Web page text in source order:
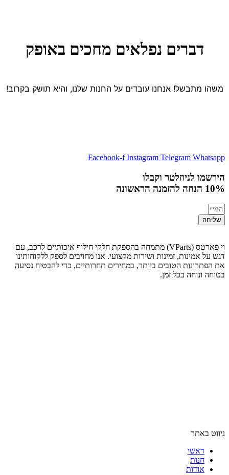
דברים נפלאים מחכים באופק
משהו מתבשל! אנחנו עובדים על החנות שלנו, והיא תושק בקרוב!
Facebook-f Instagram Telegram Whatsapp
הירשמו לניוזלטר וקבלו
10% הנחה
להזמנה הראשונה
שליחה
וי פארטס (VParts) מתמחה בהספקת חלקי חילוף איכותיים לרכב, עם
דגש על אמינות, זמינות ושירות מקצועי. אנו מחויבים לספק ללקוחותינו
את הפתרונות הטובים ביותר, במחירים תחרותיים, כדי להבטיח נסיעה
בטוחה ונוחה בכל זמן.
ניווט באתר
ראשי
חנות
אודות